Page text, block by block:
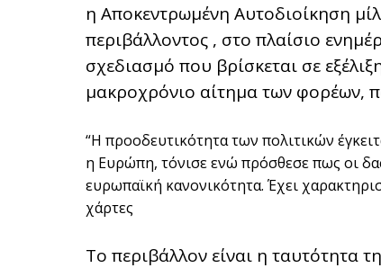
η Αποκεντρωμένη Αυτοδιοίκηση
περιβάλλοντος , στο πλαίσιο
σχεδιασμό που βρίσκεται σε
μακροχρόνιο αίτημα των φορέων,
“Η προοδευτικότητα των πολιτικών
η Ευρώπη, τόνισε ενώ πρόσθεσε πως οι
ευρωπαϊκή κανονικότητα. Έχει
χάρτες
Το περιβάλλον είναι η ταυτότητα